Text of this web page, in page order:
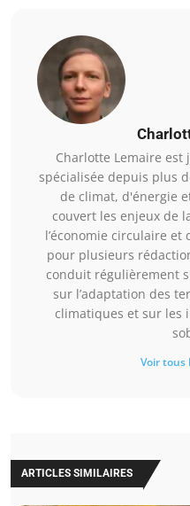
Charlotte Lemaire
spécialisée depuis plus
de climat, d'énergie
couvert les enjeux de
l’économie circulaire
pour plusieurs
conduit régulièrement
sur l’adaptation des
climatiques et sur les
Voir tous
ARTICLES SIMILAIRES